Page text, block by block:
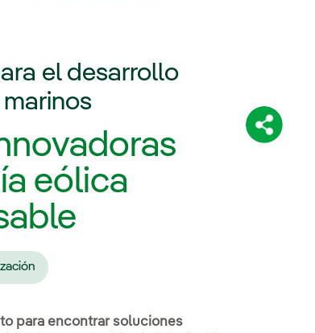
el desarrollo
eólica
para encontrar soluciones